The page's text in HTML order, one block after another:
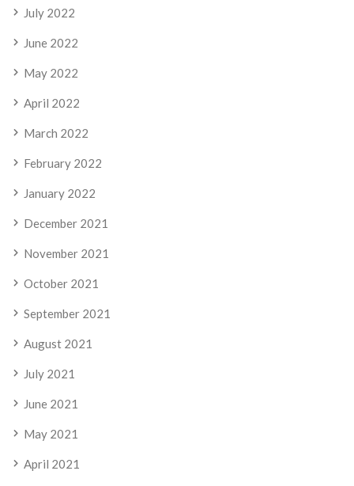
July 2022
June 2022
May 2022
April 2022
March 2022
February 2022
January 2022
December 2021
November 2021
October 2021
September 2021
August 2021
July 2021
June 2021
May 2021
April 2021